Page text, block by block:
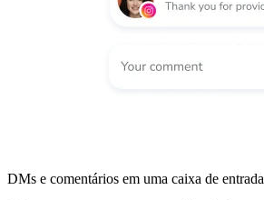
DMs e comentários em uma caixa de entrada